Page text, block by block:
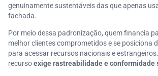
genuinamente sustentáveis das que apenas
fachada.
Por meio dessa padronização, quem financia
melhor clientes comprometidos e se posiciona
para acessar recursos nacionais e
recursoexige rastreabilidade e conformidade